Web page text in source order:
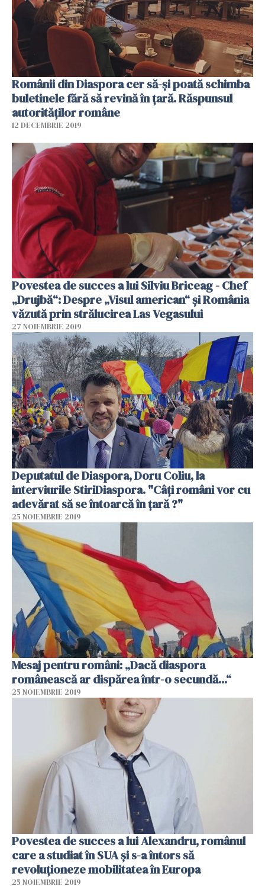
Românii din Diaspora cer să-și poată schimba
buletinele fără să revină în țară. Răspunsul
autorităților române
12 DECEMBRIE 2019
Povestea de succes a lui Silviu Briceag - Chef
„Drujbă“: Despre „Visul american“ și România
văzută prin strălucirea Las Vegasului
27 NOIEMBRIE 2019
Deputatul de Diaspora, Doru Coliu, la
interviurile StiriDiaspora. "Câți români vor cu
adevărat să se întoarcă în țară ?"
25 NOIEMBRIE 2019
Mesaj pentru români: „Dacă diaspora
românească ar dispărea într-o secundă...“
25 NOIEMBRIE 2019
Povestea de succes a lui Alexandru, românul
care a studiat în SUA și s-a întors să
revoluționeze mobilitatea în Europa
25 NOIEMBRIE 2019